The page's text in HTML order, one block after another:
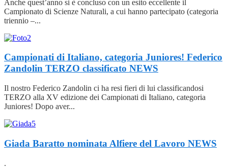
Anche quest’anno si è concluso con un esito eccellente il
Campionato di Scienze Naturali, a cui hanno partecipato (categoria
triennio –...
Campionati di Italiano, categoria Juniores! Federico
Zandolin TERZO classificato NEWS
Il nostro Federico Zandolin ci ha resi fieri di lui classificandosi
TERZO alla XV edizione dei Campionati di Italiano, categoria
Juniores! Dopo aver...
Giada Baratto nominata Alfiere del Lavoro NEWS
.